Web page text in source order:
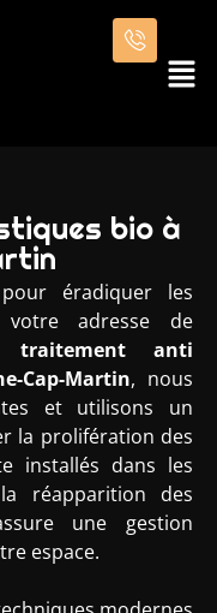
bio à
éradiquer les
votre adresse de
traitement anti
Cap-Martin, nous
et utilisons un
la prolifération des
installés dans les
réapparition des
une gestion
espace.